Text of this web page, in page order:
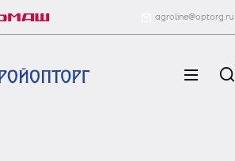
agroline@optorg.ru